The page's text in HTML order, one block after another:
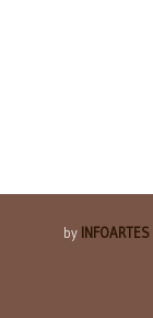
by INFOARTES